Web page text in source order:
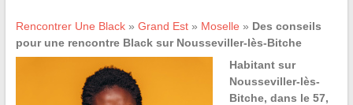
Rencontrer Une Black» Grand Est» Moselle » Des conseils
pour une rencontre Black sur Nousseviller-lès-Bitche
Habitant sur
Nousseviller-lès-
Bitche, dans le 57,